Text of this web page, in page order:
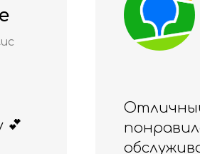
Рахимжано
и товар, и